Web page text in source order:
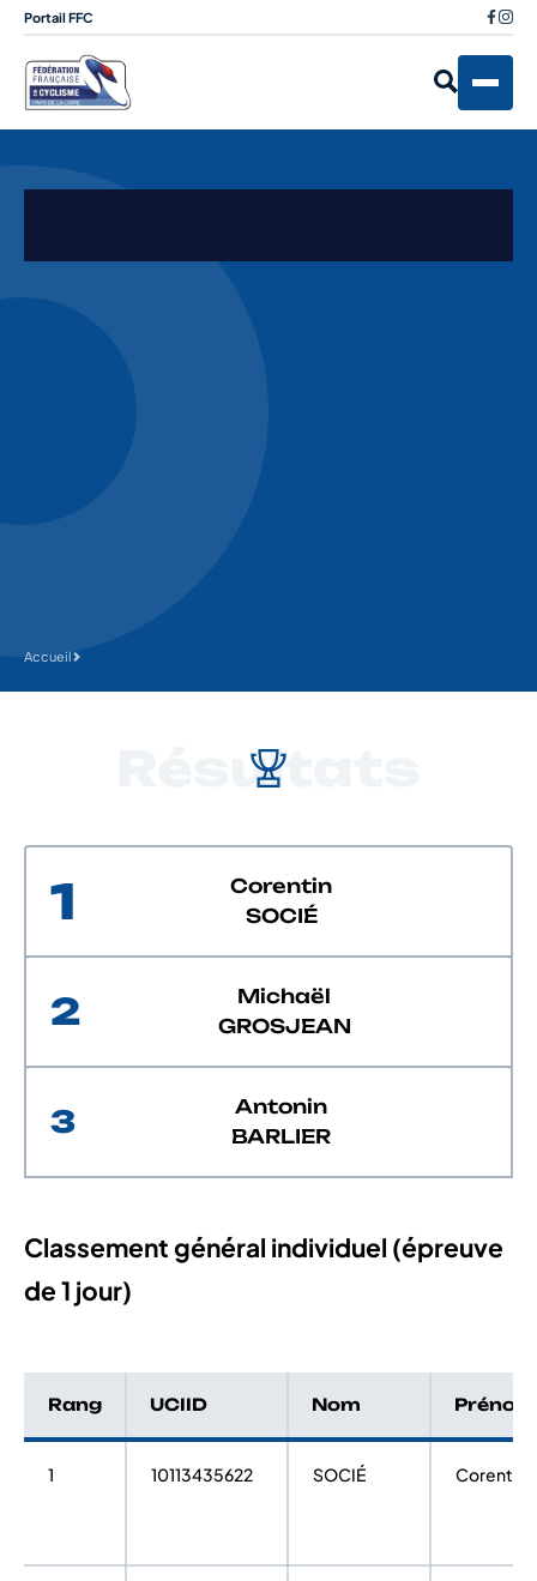
Portail FFC
Accueil
Résultats
1
Corentin
SOCIÉ
2
Michaël
GROSJEAN
3
Antonin
BARLIER
Classement général individuel (épreuve
de 1 jour)
Rang UCIID Nom Prénom
1 10113435622 SOCIÉ Corentin